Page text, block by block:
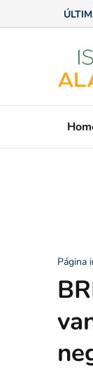
Página